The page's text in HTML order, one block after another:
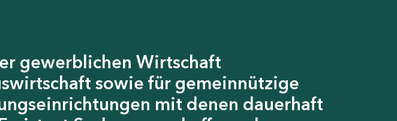
gewerblichen Wirtschaft
sowie für gemeinnützige
mit denen dauerhaft